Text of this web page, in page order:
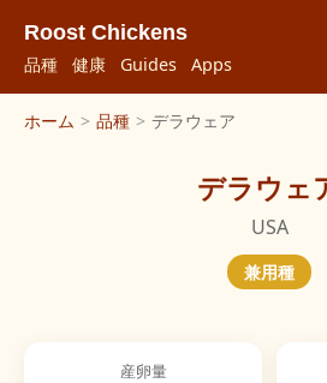
Roost Chickens
品種 健康 Guides Apps
ホーム > 品種 > デラウェア
デラウェ
USA
兼用種
産卵量